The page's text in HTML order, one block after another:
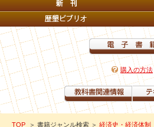
購入の方法
TOP ＞ 書籍ジャンル検索 ＞ 経済史・経済体制